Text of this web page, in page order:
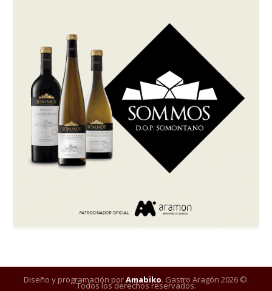
Diseño y programación porAmabiko. Gastro Aragón 2026 ©.
Todos los derechos reservados.